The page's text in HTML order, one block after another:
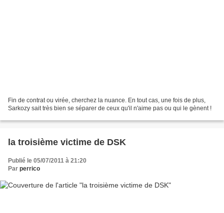
Fin de contrat ou virée, cherchez la nuance. En tout cas, une fois de plus,
Sarkozy sait très bien se séparer de ceux qu'il n'aime pas ou qui le gènent !
la troisième victime de DSK
Publié le 05/07/2011 à 21:20
Par perrico